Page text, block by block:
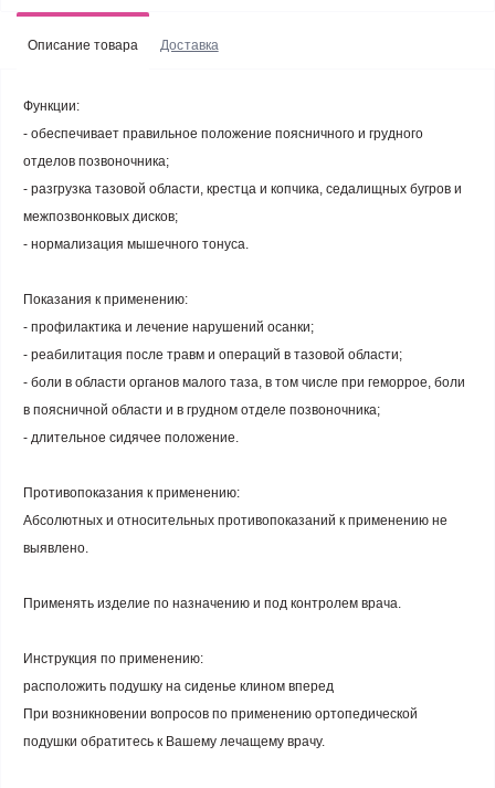
Описание товара Доставка
Функции:
- обеспечивает правильное положение поясничного и грудного
отделов позвоночника;
- разгрузка тазовой области, крестца и копчика, седалищных бугров и
межпозвонковых дисков;
- нормализация мышечного тонуса.
Показания к применению:
- профилактика и лечение нарушений осанки;
- реабилитация после травм и операций в тазовой области;
- боли в области органов малого таза, в том числе при геморрое, боли
в поясничной области и в грудном отделе позвоночника;
- длительное сидячее положение.
Противопоказания к применению:
Абсолютных и относительных противопоказаний к применению не
выявлено.
Применять изделие по назначению и под контролем врача.
Инструкция по применению:
расположить подушку на сиденье клином вперед
При возникновении вопросов по применению ортопедической
подушки обратитесь к Вашему лечащему врачу.